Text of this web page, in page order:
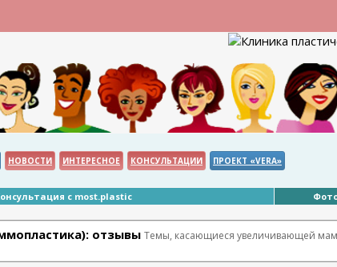
НОВОСТИ ИНТЕРЕСНОЕ КОНСУЛЬТАЦИИ ПРОЕКТ «VERA»
с most.plastic
отзывы Темы, касающиеся увеличивающей